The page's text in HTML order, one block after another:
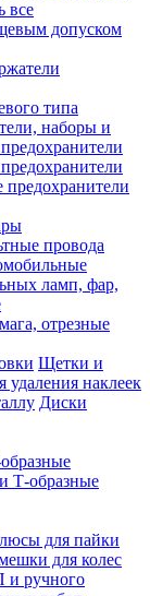
все
допуском
типа
наборы и
провода
ламп, фар,
отрезные
Щетки и
удаления наклеек
Диски
Т-образные
для пайки
для колес
и ручного